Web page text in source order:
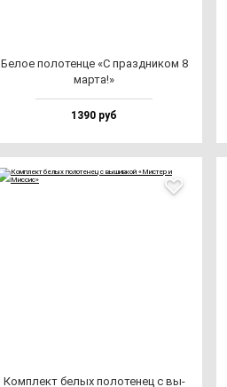
Белое по­ло­тен­це «С праз­дни­ком 8
мар­та!»
1390 руб
Ком­плект бе­лых по­ло­те­нец с вы­